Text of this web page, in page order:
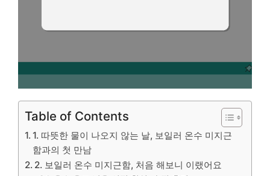
Table of Contents
1. 따뜻한 물이 나오지 않는 날, 보일러 온수 미지근
함과의 첫 만남
2. 보일러 온수 미지근함, 처음 해보니 이랬어요